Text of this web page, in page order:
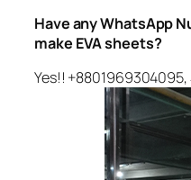
Have any WhatsApp
make EVA sheets?
Yes!!